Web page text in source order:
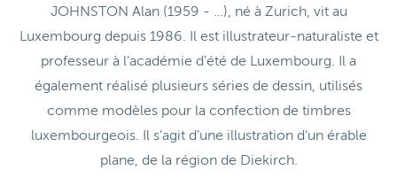
JOHNSTON Alan (1959 - …), né à Zurich, vit au
Luxembourg depuis 1986. Il est illustrateur-naturaliste et
professeur à l’académie d’été de Luxembourg. Il a
également réalisé plusieurs séries de dessin, utilisés
comme modèles pour la confection de timbres
luxembourgeois. Il s’agit d’une illustration d’un érable
plane, de la région de Diekirch.